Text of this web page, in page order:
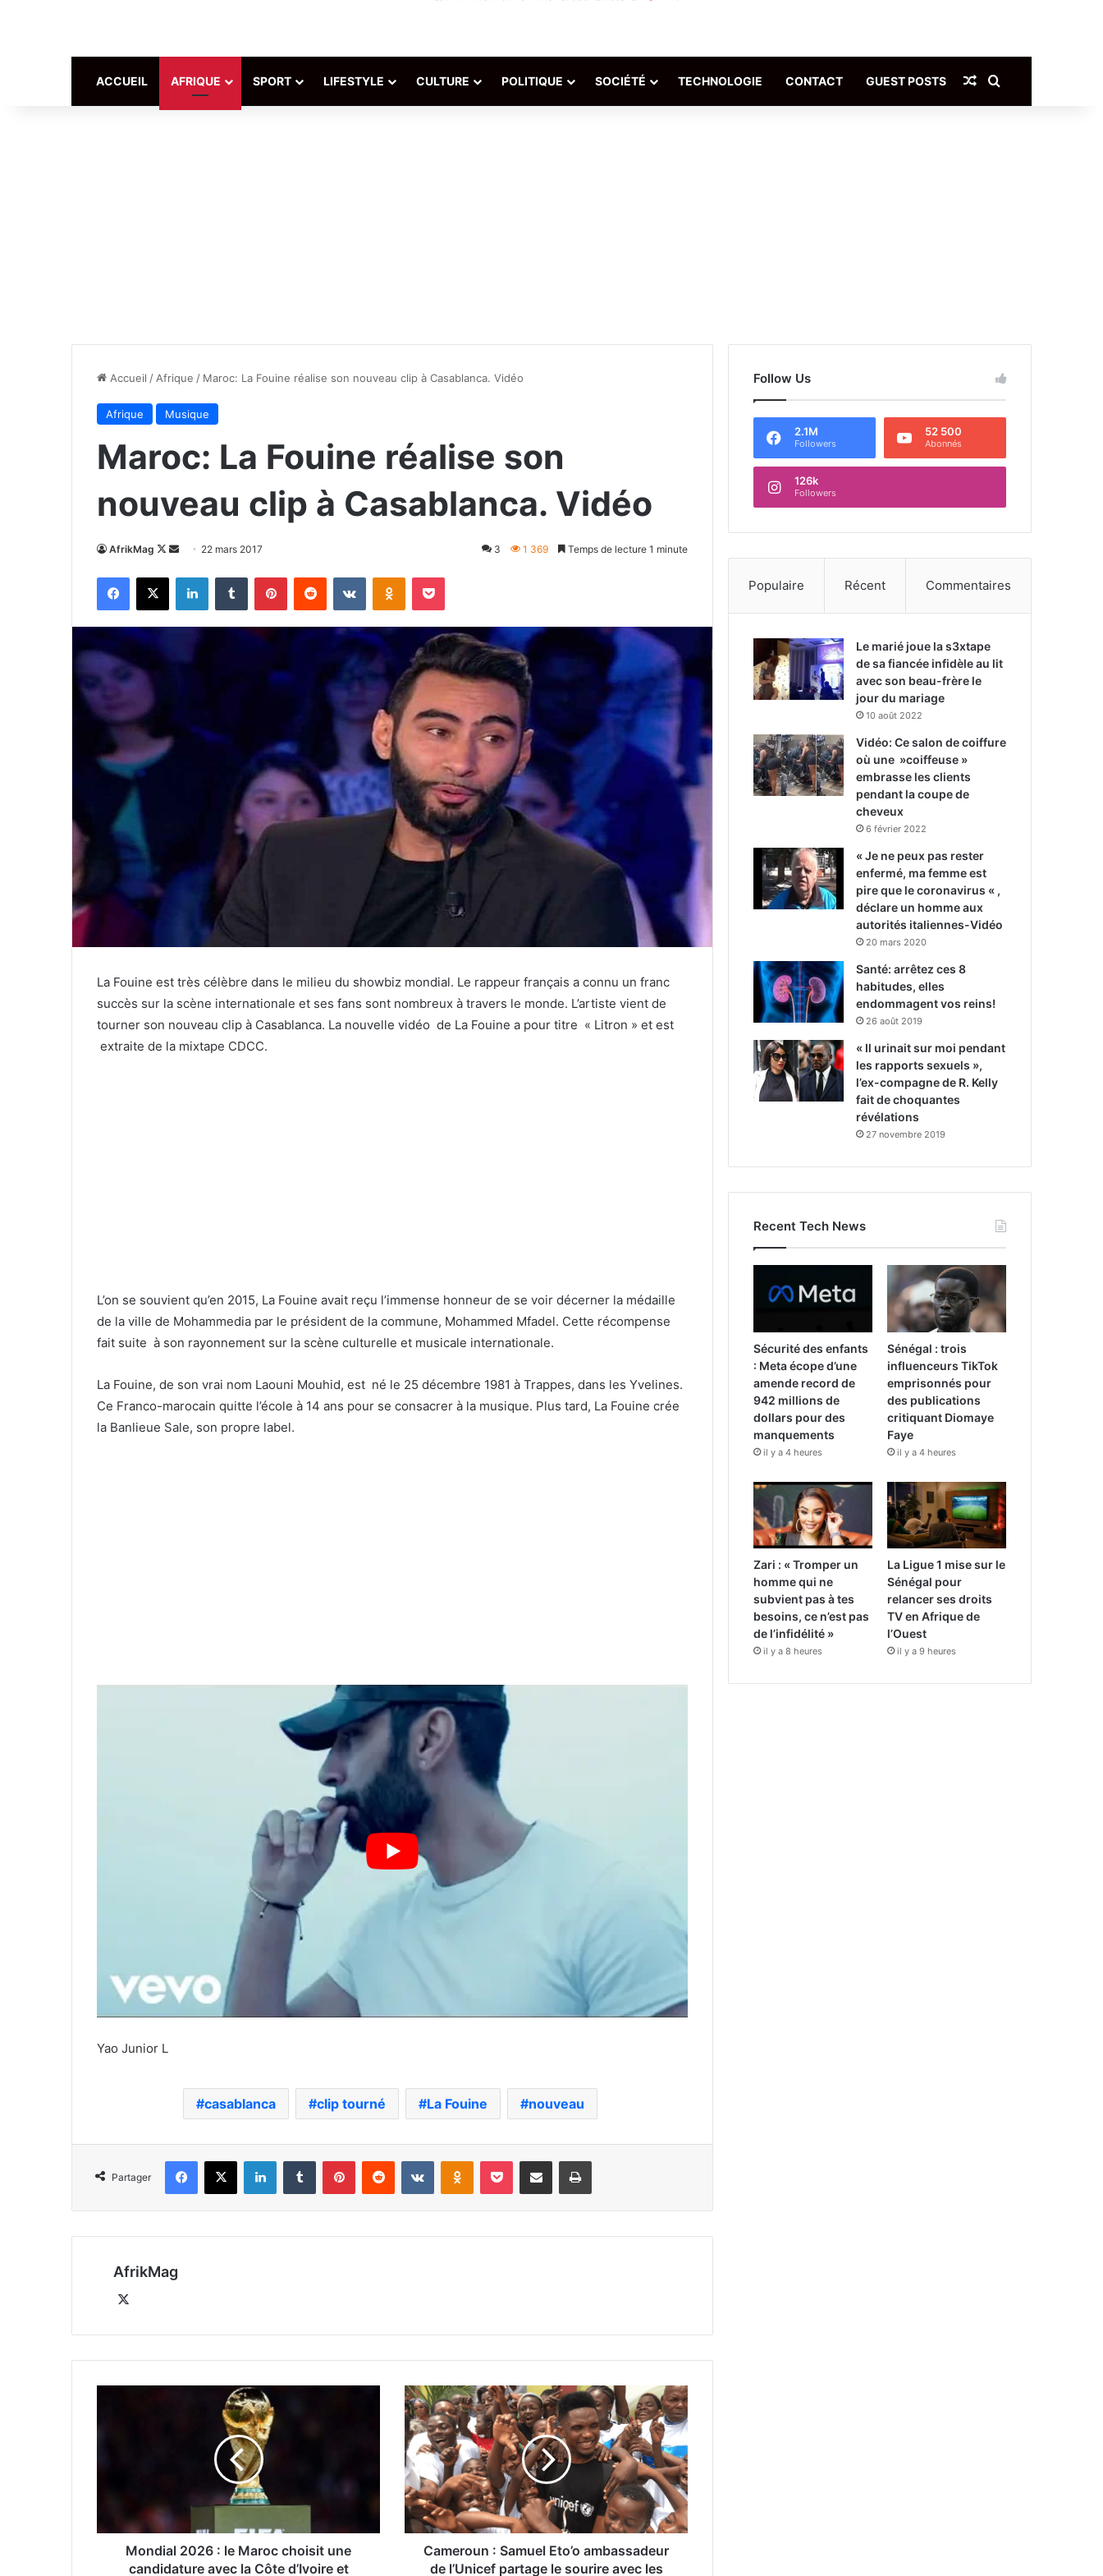
ACCUEIL AFRIQUE SPORT LIFESTYLE CULTURE POLITIQUE SOCIÉTÉ TECHNOLOGIE CONTACT GUEST POSTS Article Aléatoire
Accueil / Afrique / Maroc: La Fouine réalise son nouveau clip à Casablanca. Vidéo
Afrique Musique
Maroc: La Fouine réalise son
nouveau clip à Casablanca. Vidéo
AfrikMag
Follow
Envoyer
courriel
22 mars 2017 3 1 369 Temps de lecture 1 minute
Facebook
X LinkedinTumblr PinterestReddit VKontakteOdnoklassniki
Pocket
La Fouine est très célèbre dans le milieu du showbiz mondial. Le rappeur français a connu un franc
succès sur la scène internationale et ses fans sont nombreux à travers le monde. L’artiste vient de
tourner son nouveau clip à Casablanca. La nouvelle vidéo de La Fouine a pour titre « Litron » et est
extraite de la mixtape CDCC.
L’on se souvient qu’en 2015, La Fouine avait reçu l’immense honneur de se voir décerner la médaille
de la ville de Mohammedia par le président de la commune, Mohammed Mfadel. Cette récompense
fait suite à son rayonnement sur la scène culturelle et musicale internationale.
La Fouine, de son vrai nom Laouni Mouhid, est né le 25 décembre 1981 à Trappes, dans les Yvelines.
Ce Franco-marocain quitte l’école à 14 ans pour se consacrer à la musique. Plus tard, La Fouine crée
la Banlieue Sale, son propre label.
Yao Junior L
casablanca clip tourné La Fouine nouveau
Partager
Facebook
X LinkedinTumblr PinterestReddit VKontakteOdnoklassniki
Pocket Partager par email Imprimer
AfrikMag
Mondial 2026 : le Maroc choisit une
candidature avec la Côte d’Ivoire et
Cameroun : Samuel Eto’o ambassadeur
de l’Unicef partage le sourire avec les
Follow Us
2.1M
Followers
52 500
Abonnés
126k
Followers
Populaire Récent Commentaires
Le marié joue la s3xtape
de sa fiancée infidèle au lit
avec son beau-frère le
jour du mariage
10 août 2022
Vidéo: Ce salon de coiffure
où une »coiffeuse »
embrasse les clients
pendant la coupe de
cheveux
6 février 2022
« Je ne peux pas rester
enfermé, ma femme est
pire que le coronavirus « ,
déclare un homme aux
autorités italiennes-Vidéo
20 mars 2020
Santé: arrêtez ces 8
habitudes, elles
endommagent vos reins!
26 août 2019
« Il urinait sur moi pendant
les rapports sexuels »,
l’ex-compagne de R. Kelly
fait de choquantes
révélations
27 novembre 2019
Recent Tech News
Sécurité des enfants
: Meta écope d’une
amende record de
942 millions de
dollars pour des
manquements
il y a 4 heures
Sénégal : trois
influenceurs TikTok
emprisonnés pour
des publications
critiquant Diomaye
Faye
il y a 4 heures
Zari : « Tromper un
homme qui ne
subvient pas à tes
besoins, ce n’est pas
de l’infidélité »
il y a 8 heures
La Ligue 1 mise sur le
Sénégal pour
relancer ses droits
TV en Afrique de
l’Ouest
il y a 9 heures